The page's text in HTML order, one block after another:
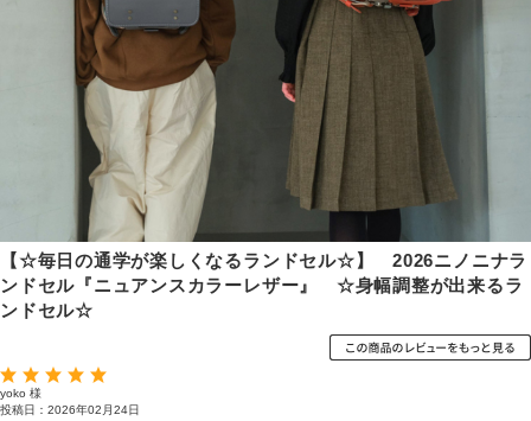
【☆毎日の通学が楽しくなるランドセル☆】 2026ニノニナラ
ンドセル『ニュアンスカラーレザー』 ☆身幅調整が出来るラ
ンドセル☆
yoko 様
投稿日：2026年02月24日